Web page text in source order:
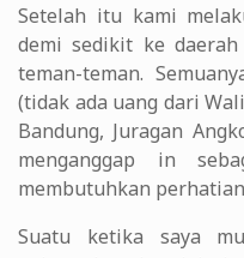
Setelah itu kami
demi sedikit ke
teman-teman.
(tidak ada uang dari
Bandung, Juragan
menganggap in
membutuhkan
Suatu ketika saya